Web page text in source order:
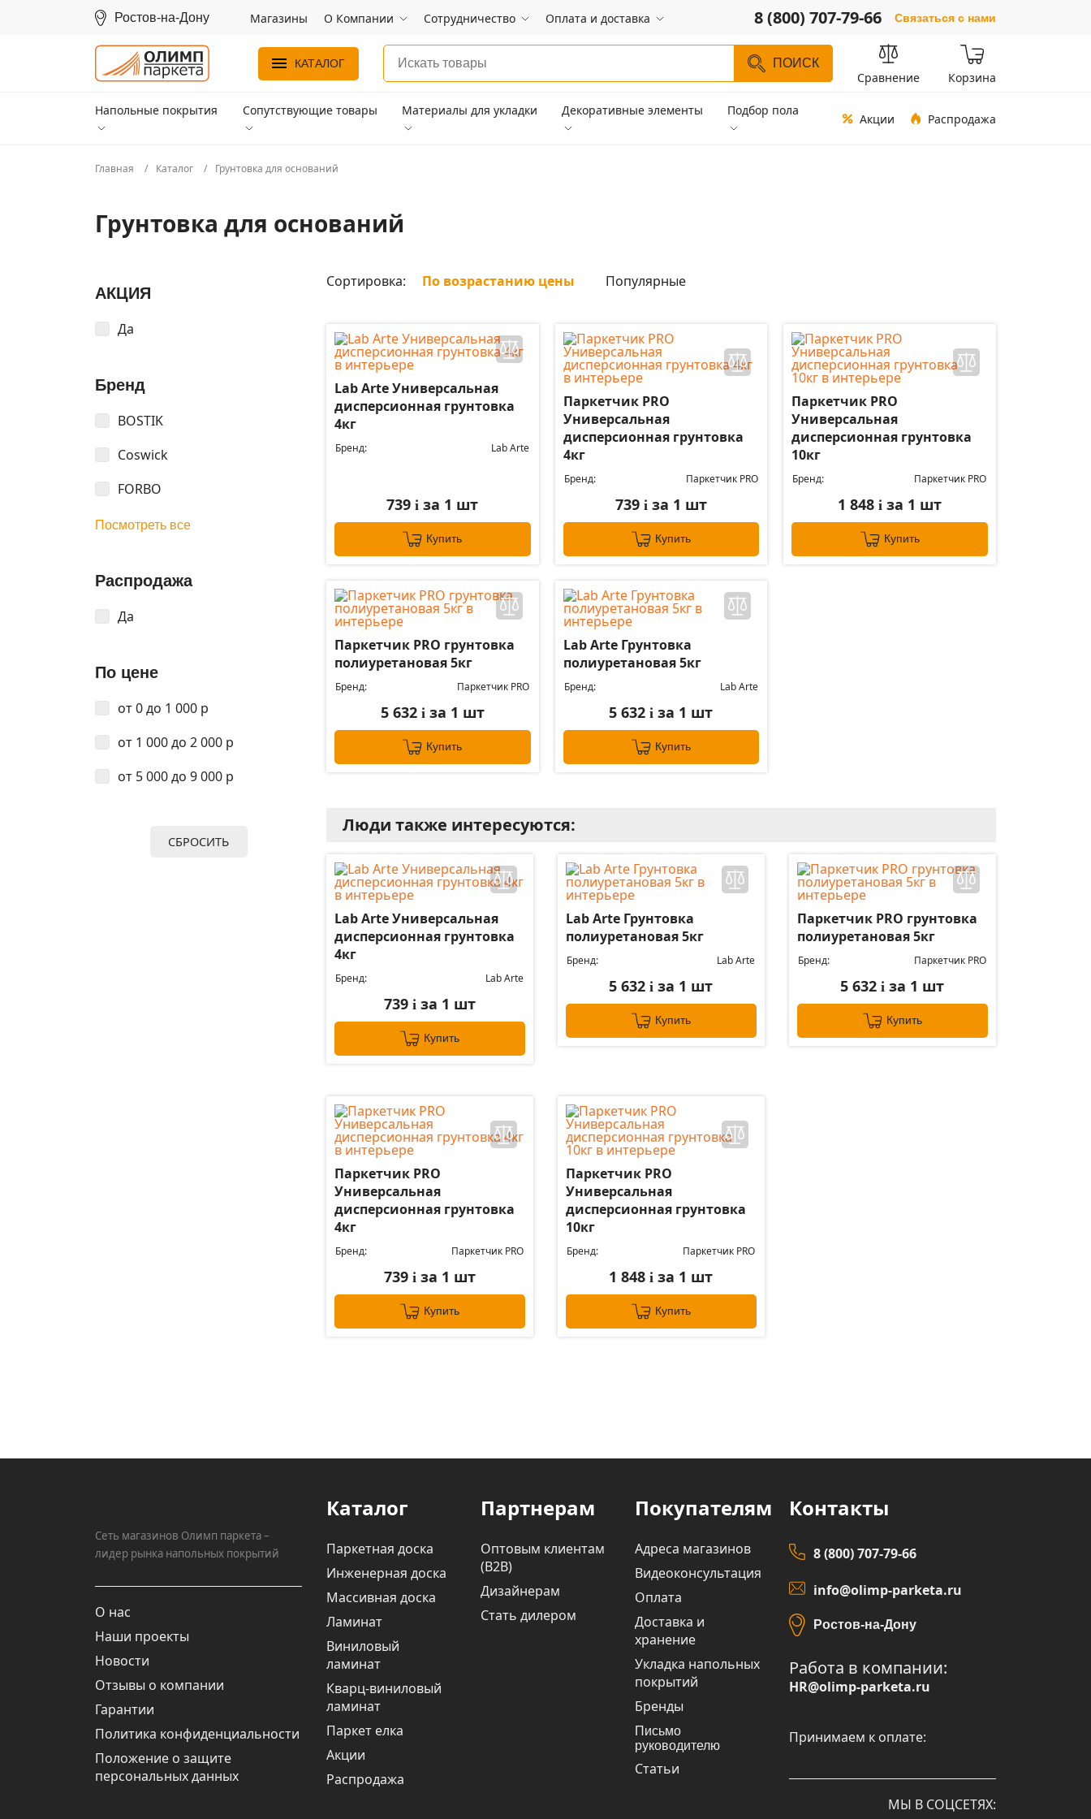
Ростов-на-Дону Магазины О Компании Сотрудничество Оплата и доставка 8 (800) 707-79-66 Связаться с нами
КАТАЛОГ ПОИСК
Сравнение Корзина
Напольные покрытия Сопутствующие товары Материалы для укладки Декоративные элементы Подбор пола
Акции Распродажа
Главная Каталог Грунтовка для оснований
Грунтовка для оснований
АКЦИЯ
Да
Бренд
BOSTIK
Coswick
FORBO
Посмотреть все
Распродажа
Да
По цене
от 0 до 1 000 р
от 1 000 до 2 000 р
от 5 000 до 9 000 р
СБРОСИТЬ
Сортировка: По возрастанию цены Популярные
Lab Arte Универсальная
дисперсионная грунтовка
4кг
Бренд: Lab Arte
739i за 1 шт
Купить
Паркетчик PRO
Универсальная
дисперсионная грунтовка
4кг
Бренд: Паркетчик PRO
739 iза 1 шт
Купить
Паркетчик PRO
Универсальная
дисперсионная грунтовка
10кг
Бренд: Паркетчик PRO
1 848i за 1 шт
Купить
Паркетчик PRO грунтовка
полиуретановая 5кг
Бренд: Паркетчик PRO
5 632 iза 1 шт
Купить
Lab Arte Грунтовка
полиуретановая 5кг
Бренд: Lab Arte
5 632i за 1 шт
Купить
Люди также интересуются:
Lab Arte Универсальная
дисперсионная грунтовка
4кг
Бренд: Lab Arte
739 iза 1 шт
Купить
Lab Arte Грунтовка
полиуретановая 5кг
Бренд: Lab Arte
5 632i за 1 шт
Купить
Паркетчик PRO грунтовка
полиуретановая 5кг
Бренд: Паркетчик PRO
5 632i за 1 шт
Купить
Паркетчик PRO
Универсальная
дисперсионная грунтовка
4кг
Бренд: Паркетчик PRO
739 iза 1 шт
Купить
Паркетчик PRO
Универсальная
дисперсионная грунтовка
10кг
Бренд: Паркетчик PRO
1 848i за 1 шт
Купить
Сеть магазинов Олимп паркета –
лидер рынка напольных покрытий
О нас
Наши проекты
Новости
Отзывы о компании
Гарантии
Политика конфиденциальности
Положение о защите
персональных данных
Каталог
Паркетная доска
Инженерная доска
Массивная доска
Ламинат
Виниловый
ламинат
Кварц-виниловый
ламинат
Паркет елка
Акции
Распродажа
Партнерам
Оптовым клиентам
(В2В)
Дизайнерам
Стать дилером
Покупателям
Адреса магазинов
Видеоконсультация
Оплата
Доставка и
хранение
Укладка напольных
покрытий
Бренды
Письмо
руководителю
Статьи
Контакты
8 (800) 707-79-66
info@olimp-parketa.ru
Ростов-на-Дону
Работа в компании:
HR@olimp-parketa.ru
Принимаем к оплате:
МЫ В СОЦСЕТЯХ: